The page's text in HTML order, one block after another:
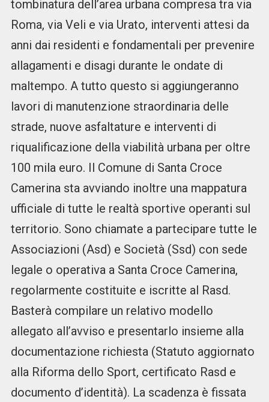
tombinatura dell’area urbana compresa tra via
Roma, via Veli e via Urato, interventi attesi da
anni dai residenti e fondamentali per prevenire
allagamenti e disagi durante le ondate di
maltempo. A tutto questo si aggiungeranno
lavori di manutenzione straordinaria delle
strade, nuove asfaltature e interventi di
riqualificazione della viabilità urbana per oltre
100 mila euro. Il Comune di Santa Croce
Camerina sta avviando inoltre una mappatura
ufficiale di tutte le realtà sportive operanti sul
territorio. Sono chiamate a partecipare tutte le
Associazioni (Asd) e Società (Ssd) con sede
legale o operativa a Santa Croce Camerina,
regolarmente costituite e iscritte al Rasd.
Basterà compilare un relativo modello
allegato all’avviso e presentarlo insieme alla
documentazione richiesta (Statuto aggiornato
alla Riforma dello Sport, certificato Rasd e
documento d’identità). La scadenza è fissata